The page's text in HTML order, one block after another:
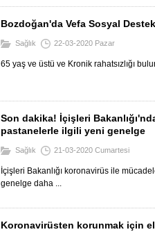
Bozdoğan'da Vefa Sosyal
Sağlık 22-03-2020 Pazar
65 yaş ve üstü ve Kronik rahatsızlığı
Son dakika! İçişleri
pastanelerle ilgili yeni genelge
Sağlık 21-03-2020 Cumartesi
İçişleri Bakanlığı koronavirüs ile
genelge daha ...
Koronavirüsten korunmak için